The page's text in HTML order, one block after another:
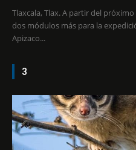
Tlaxcala, Tlax. A partir del
dos módulos más para la
Apizaco...
3